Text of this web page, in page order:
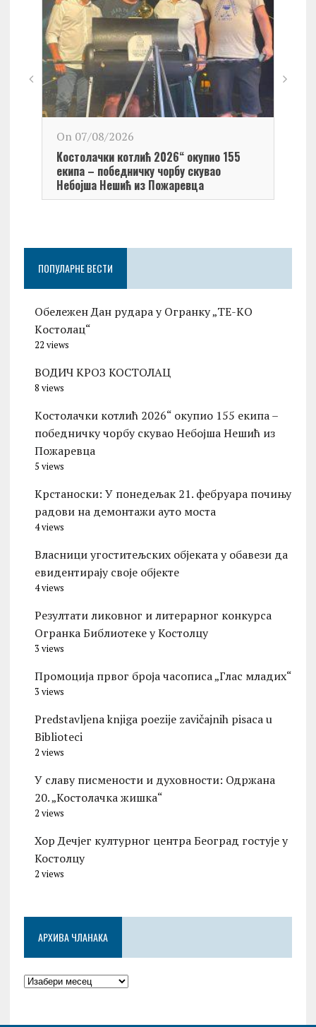
On 07/08/2026
Kостолачки котлић 2026“ окупио 155
екипа – победничку чорбу скувао
Небојша Нешић из Пожаревца
ПОПУЛАРНЕ ВЕСТИ
Обележен Дан рудара у Огранку „ТЕ-KО
Kостолац“
22 views
ВОДИЧ КРОЗ КОСТОЛАЦ
8 views
Kостолачки котлић 2026“ окупио 155 екипа –
победничку чорбу скувао Небојша Нешић из
Пожаревца
5 views
Kрстаноски: У понедељак 21. фебруара почињу
радови на демонтажи ауто моста
4 views
Власници угоститељских објеката у обавези да
евидентирају своје објекте
4 views
Резултати ликовног и литерарног конкурса
Огранка Библиотеке у Костолцу
3 views
Промоција првог броја часописа „Глас младих“
3 views
Predstavljena knjiga poezije zavičajnih pisaca u
Biblioteci
2 views
У славу писмености и духовности: Одржана
20. „Костолачка жишка“
2 views
Хор Дечјег културног центра Београд гостује у
Костолцу
2 views
АРХИВА ЧЛАНАКА